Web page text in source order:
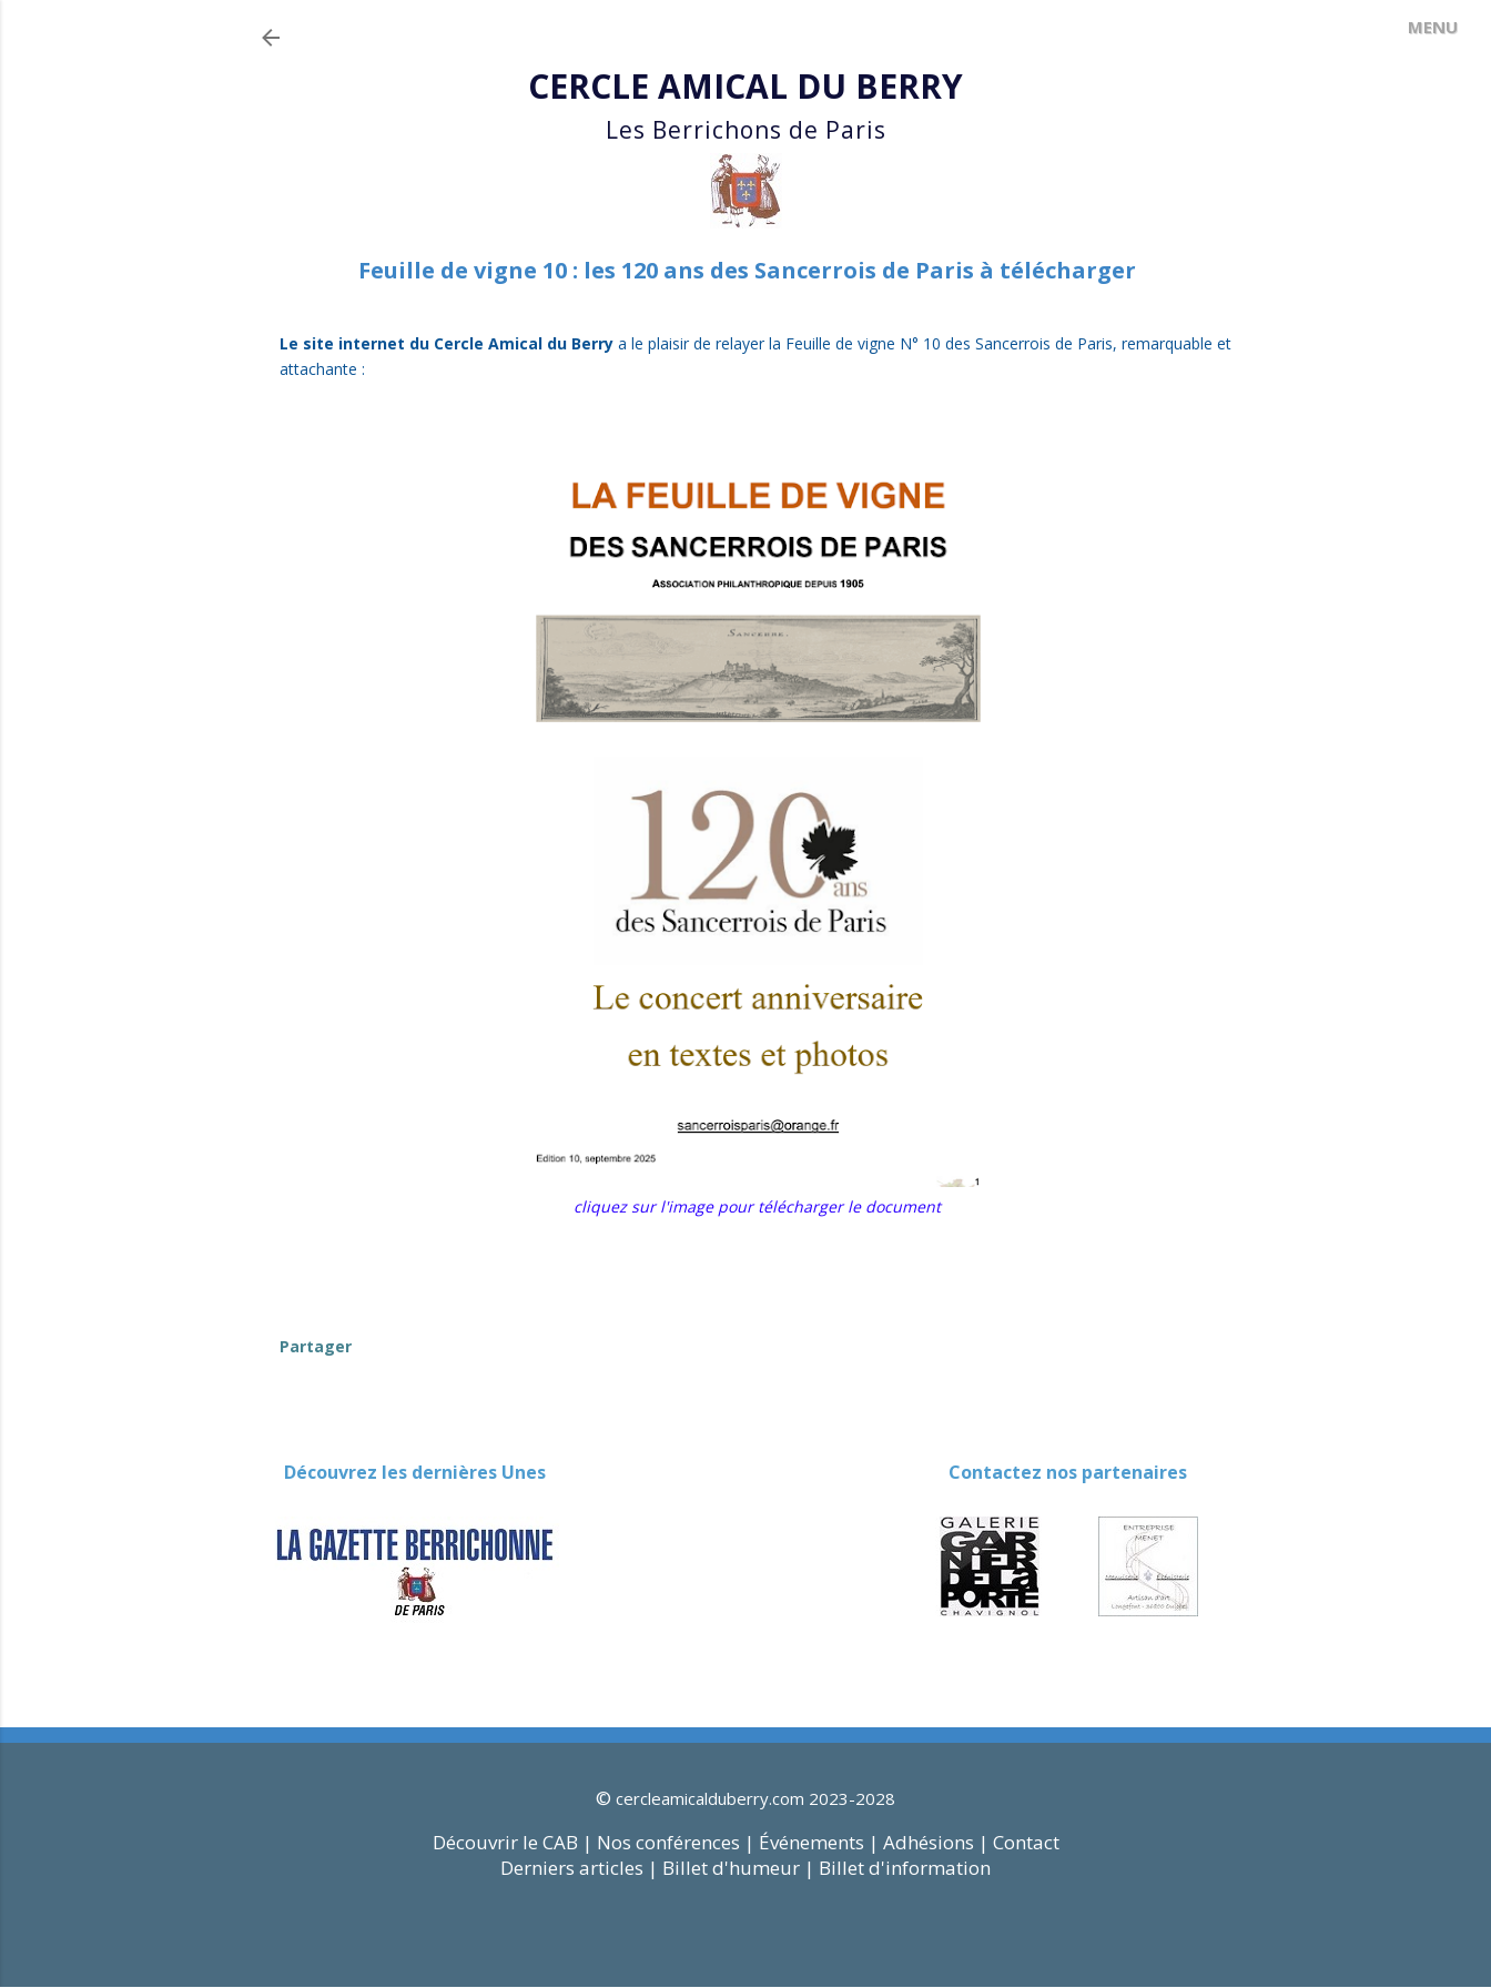
CERCLE AMICAL DU BERRY
Les Berrichons de Paris
Feuille de vigne 10 : les 120 ans des Sancerrois de Paris à télécharger
Le site internet du Cercle Amical du Berry a le plaisir de relayer la Feuille de vigne N° 10 des Sancerrois de Paris, remarquable et
attachante :
cliquez sur l'image pour télécharger le document
Partager
Découvrez les dernières Unes Contactez nos partenaires
© cercleamicalduberry.com 2023-2028
Découvrir le CAB | Nos conférences | Événements | Adhésions | Contact
Derniers articles | Billet d'humeur | Billet d'information